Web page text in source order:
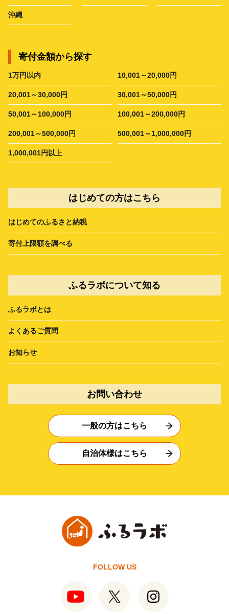
沖縄
寄付金額から探す
1万円以内 10,001～20,000円
20,001～30,000円 30,001～50,000円
50,001～100,000円 100,001～200,000円
200,001～500,000円 500,001～1,000,000円
1,000,001円以上
はじめての方はこちら
はじめてのふるさと納税
寄付上限額を調べる
ふるラボについて知る
ふるラボとは
よくあるご質問
お知らせ
お問い合わせ
一般の方はこちら
自治体様はこちら
FOLLOW US